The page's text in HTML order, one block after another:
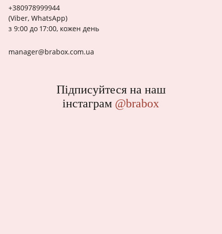
+380978999944
(Viber, WhatsApp)
з 9:00 до 17:00, кожен день
manager@brabox.com.ua
Підписуйтеся на наш
інстаграм @brabox